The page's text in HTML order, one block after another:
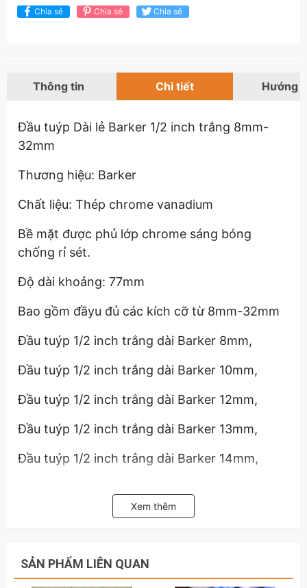
Chia sẻ Chia sẻ Chia sẻ
Thông tin Chi tiết Hướng
Đầu tuýp Dài lẻ Barker 1/2 inch trắng 8mm-
32mm
Thương hiệu: Barker
Chất liệu: Thép chrome vanadium
Bề mặt được phủ lớp chrome sáng bóng
chống rỉ sét.
Độ dài khoảng: 77mm
Bao gồm đầyu đủ các kích cỡ từ 8mm-32mm
Đầu tuýp 1/2 inch trắng dài Barker 8mm,
Đầu tuýp 1/2 inch trắng dài Barker 10mm,
Đầu tuýp 1/2 inch trắng dài Barker 12mm,
Đầu tuýp 1/2 inch trắng dài Barker 13mm,
Đầu tuýp 1/2 inch trắng dài Barker 14mm,
Đầu tuýp 1/2 inch trắng dài Barker 16mm,
Đầu tuýp 1/2 inch trắng dài Barker 18mm,
Xem thêm
SẢN PHẨM LIÊN QUAN